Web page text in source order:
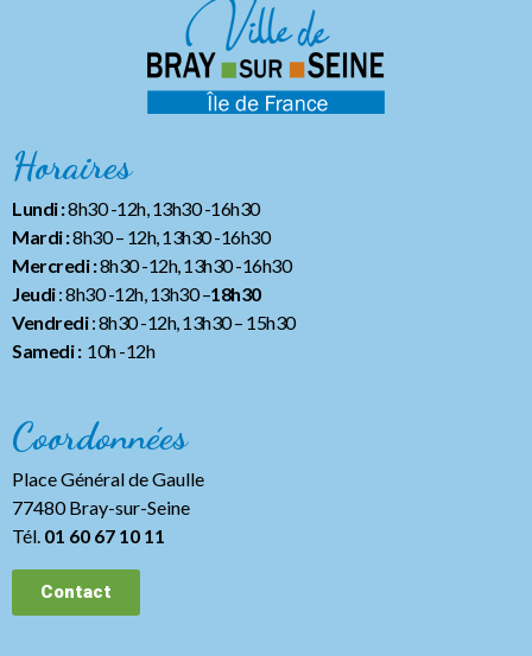
Horaires
Lundi :8h30 -12h, 13h30 -16h30
Mardi :8h30 – 12h, 13h30 -16h30
Mercredi :8h30 -12h, 13h30 -16h30
Jeudi: 8h30 -12h, 13h30 –18h30
Vendredi: 8h30 -12h, 13h30– 15h30
Samedi :10h -12h
Coordonnées
Place Général de Gaulle
77480 Bray-sur-Seine
Tél. 01 60 67 10 11
Contact